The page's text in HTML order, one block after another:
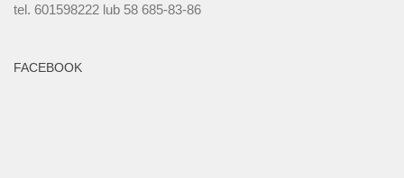
tel. 601598222 lub 58 685-83-86
FACEBOOK